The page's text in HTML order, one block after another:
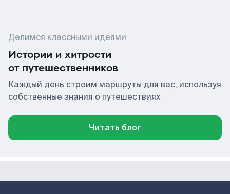
Делимся классными идеями
Истории и хитрости
от путешественников
Каждый день строим маршруты для вас, используя
собственные знания о путешествиях
Читать блог